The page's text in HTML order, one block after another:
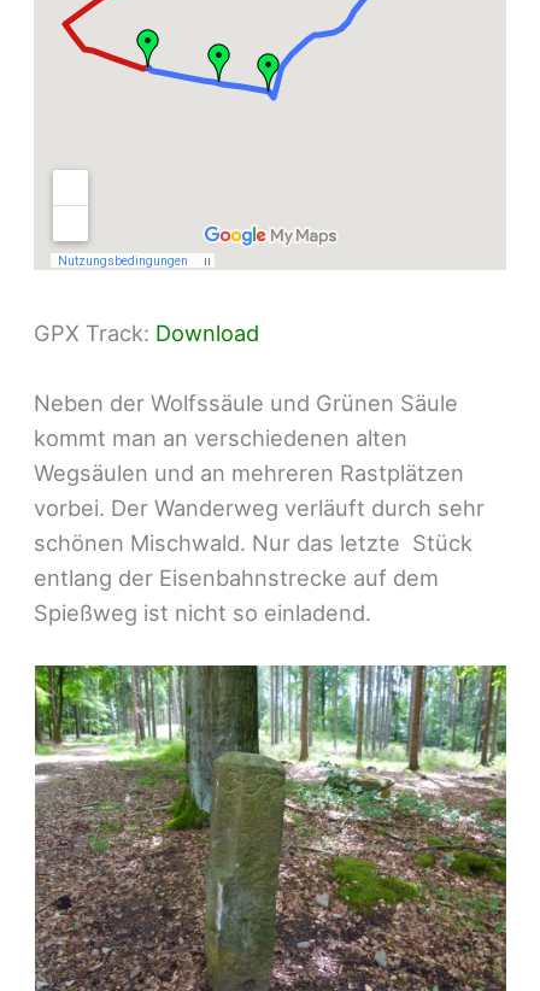
GPX Track: Download
Neben der Wolfssäule und Grünen Säule
kommt man an verschiedenen alten
Wegsäulen und an mehreren Rastplätzen
vorbei. Der Wanderweg verläuft durch sehr
schönen Mischwald. Nur das letzte Stück
entlang der Eisenbahnstrecke auf dem
Spießweg ist nicht so einladend.